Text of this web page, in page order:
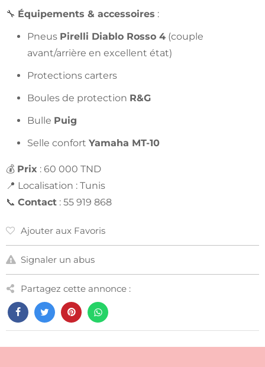
🔧 Équipements & accessoires :
Pneus Pirelli Diablo Rosso 4 (couple
avant/arrière en excellent état)
Protections carters
Boules de protection R&G
Bulle Puig
Selle confort Yamaha MT-10
💰 Prix : 60 000 TND
📍 Localisation : Tunis
📞 Contact : 55 919 868
Ajouter aux Favoris
Signaler un abus
Partagez cette annonce :